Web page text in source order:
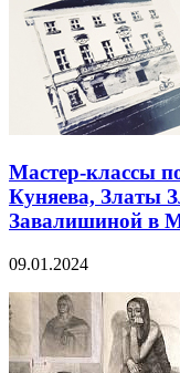
Мастер-классы
Куняева, Златы
Завалишиной в
09.01.2024